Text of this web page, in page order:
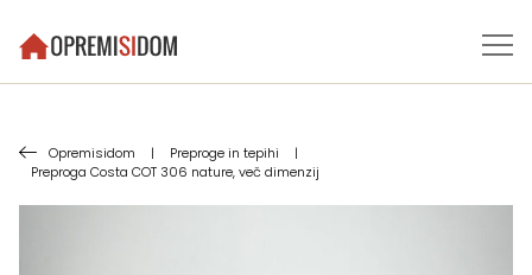
Opremisidom | Preproge in tepihi
|
Preproga Costa COT 306 nature, več dimenzij